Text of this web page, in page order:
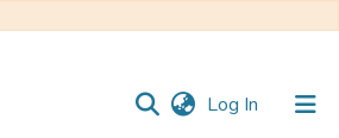
Log In (current)